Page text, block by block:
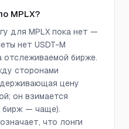
MPLX?
для MPLX пока нет —
нет USDT-M
отслеживаемой бирже.
сторонами
цену
он взимается
бирж — чаще).
что лонги